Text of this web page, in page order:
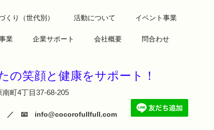
くり（世代別） 活動について イベント事業
業 企業サポート 会社概要 問合わせ
なたの笑顔と健康をサポート！
町4丁目37-68-205
０ ／ 📧 info@cocorofullfull.com